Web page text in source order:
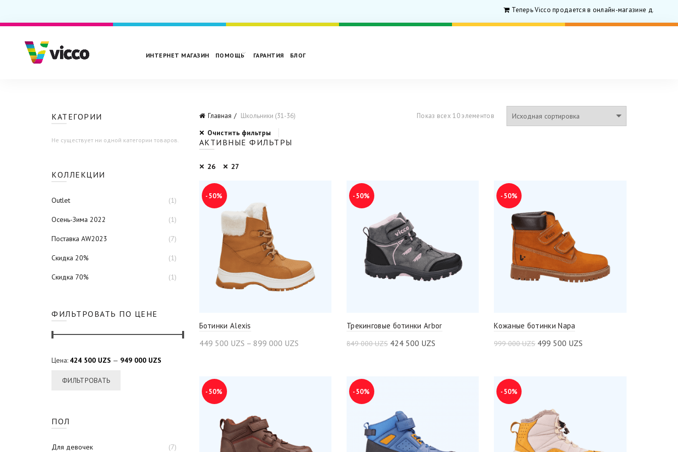
Теперь Vicco продается в онлайн-магазине для
ИНТЕРНЕТ МАГАЗИН ПОМОЩЬ ГАРАНТИЯ БЛОГ
Главная Школьники (31-36) Показ всех 10 элементов
Очистить фильтры
АКТИВНЫЕ ФИЛЬТРЫ
26 27
-50%
Ботинки Alexis
449 500 UZS – 899 000 UZS
-50%
Трекинговые ботинки Arbor
849 000UZS 424 500 UZS
-50%
Кожаные ботинки Napa
999 000UZS 499 500 UZS
-50% -50% -50%
КАТЕГОРИИ
Не существует ни одной категории товаров.
КОЛЛЕКЦИИ
Outlet (1)
Осень-Зима 2022 (1)
Поставка AW2023 (7)
Скидка 20% (1)
Скидка 70% (1)
ФИЛЬТРОВАТЬ ПО ЦЕНЕ
ФИЛЬТРОВАТЬ
Цена: 424 500 UZS — 949 000 UZS
ПОЛ
Для девочек (7)